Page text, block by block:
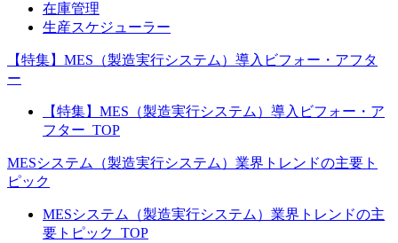
在庫管理
生産スケジューラー
【特集】MES（製造実行システム）導入ビフォー・アフタ
ー
【特集】MES（製造実行システム）導入ビフォー・ア
フター_TOP
MESシステム（製造実行システム）業界トレンドの主要ト
ピック
MESシステム（製造実行システム）業界トレンドの主
要トピック_TOP